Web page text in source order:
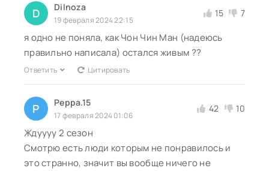
D Dilnoza
19 февраля 2024 22:15
15 7
я одно не поняла, как Чон Чин Ман (надеюсь
правильно написала) остался живым ??
Ответить Цитировать
P Peppa.15
17 февраля 2024 01:06
42 10
Ждуууу 2 сезон
Смотрю есть люди которым не понравилось и
это странно, значит вы вообще ничего не